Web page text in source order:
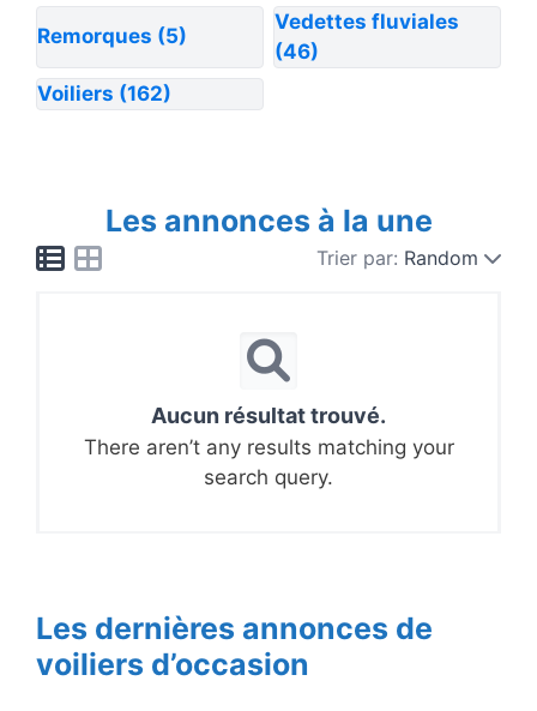
Remorques (5)
Vedettes fluviales
(46)
Voiliers (162)
Les annonces à la une
Trier par: Random
Aucun résultat trouvé.
There aren’t any results matching your
search query.
Les dernières annonces de
voiliers d’occasion